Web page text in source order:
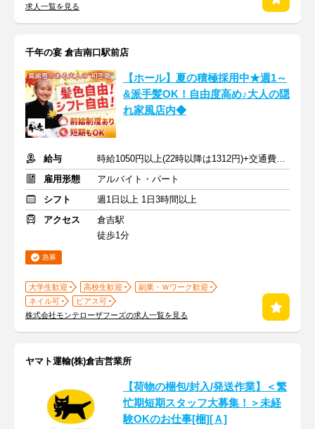
求人一覧を見る
千年の宴 倉吉南口駅前店
【ホール】夏の積極採用中★週1～
&派手髪OK！自由度高め♪大人の隠
れ家風店内◆
給与
時給1050円以上(22時以降は1312円)+交通費規定内支給
雇用形態
アルバイト・パート
シフト
週1日以上 1日3時間以上
アクセス
倉吉駅
徒歩1分
急募
大学生歓迎 高校生歓迎
副業・Ｗワーク歓迎
ネイル可
ピアス可
株式会社モンテローザフーズの求人一覧を見る
ヤマト運輸(株)倉吉営業所
【荷物の梱包/封入/発送作業】＜繁
忙期短期スタッフ大募集！＞未経
験OKのお仕事[梱][Ａ]